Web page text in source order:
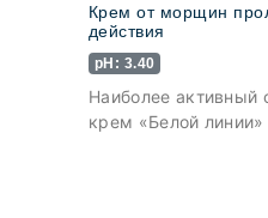
Крем от морщин
действия
pH: 3.40
Наиболее
крем «Белой линии»